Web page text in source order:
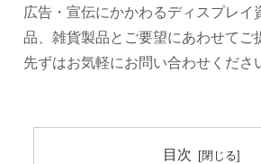
広告・宣伝にかかわるディスプレイ
品、雑貨製品とご要望にあわせてご
先ずはお気軽にお問い合わせくださ
目次